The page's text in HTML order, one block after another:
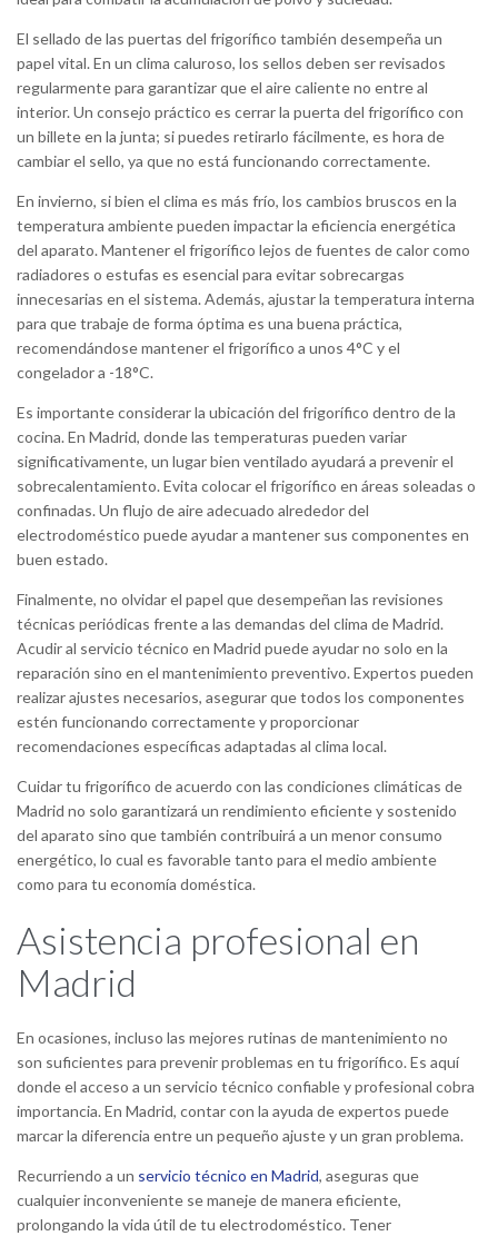
El sellado de las puertas del frigorífico también desempeña un
papel vital. En un clima caluroso, los sellos deben ser revisados
regularmente para garantizar que el aire caliente no entre al
interior. Un consejo práctico es cerrar la puerta del frigorífico con
un billete en la junta; si puedes retirarlo fácilmente, es hora de
cambiar el sello, ya que no está funcionando correctamente.
En invierno, si bien el clima es más frío, los cambios bruscos en la
temperatura ambiente pueden impactar la eficiencia energética
del aparato. Mantener el frigorífico lejos de fuentes de calor como
radiadores o estufas es esencial para evitar sobrecargas
innecesarias en el sistema. Además, ajustar la temperatura interna
para que trabaje de forma óptima es una buena práctica,
recomendándose mantener el frigorífico a unos 4°C y el
congelador a -18°C.
Es importante considerar la ubicación del frigorífico dentro de la
cocina. En Madrid, donde las temperaturas pueden variar
significativamente, un lugar bien ventilado ayudará a prevenir el
sobrecalentamiento. Evita colocar el frigorífico en áreas soleadas o
confinadas. Un flujo de aire adecuado alrededor del
electrodoméstico puede ayudar a mantener sus componentes en
buen estado.
Finalmente, no olvidar el papel que desempeñan las revisiones
técnicas periódicas frente a las demandas del clima de Madrid.
Acudir al servicio técnico en Madrid puede ayudar no solo en la
reparación sino en el mantenimiento preventivo. Expertos pueden
realizar ajustes necesarios, asegurar que todos los componentes
estén funcionando correctamente y proporcionar
recomendaciones específicas adaptadas al clima local.
Cuidar tu frigorífico de acuerdo con las condiciones climáticas de
Madrid no solo garantizará un rendimiento eficiente y sostenido
del aparato sino que también contribuirá a un menor consumo
energético, lo cual es favorable tanto para el medio ambiente
como para tu economía doméstica.
Asistencia profesional en
Madrid
En ocasiones, incluso las mejores rutinas de mantenimiento no
son suficientes para prevenir problemas en tu frigorífico. Es aquí
donde el acceso a un servicio técnico confiable y profesional cobra
importancia. En Madrid, contar con la ayuda de expertos puede
marcar la diferencia entre un pequeño ajuste y un gran problema.
Recurriendo a un servicio técnico en Madrid, aseguras que
cualquier inconveniente se maneje de manera eficiente,
prolongando la vida útil de tu electrodoméstico. Tener